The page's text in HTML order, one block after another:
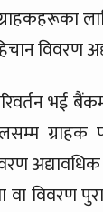
विवरण
भई
ग्राहक
विवरण